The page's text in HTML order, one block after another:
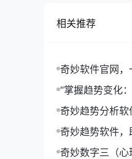
相关推荐
奇妙软件官网
“掌握趋势变化
奇妙趋势分析软
奇妙趋势软件
奇妙数字三（心